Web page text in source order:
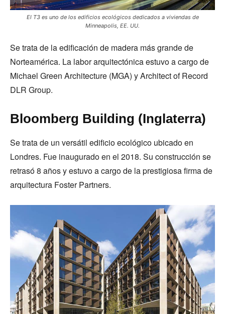
El T3 es uno de los edificios ecológicos dedicados a viviendas de
Minneapolis, EE. UU.
Se trata de la edificación de madera más grande de
Norteamérica. La labor arquitectónica estuvo a cargo de
Michael Green Architecture (MGA) y Architect of Record
DLR Group.
Bloomberg Building (Inglaterra)
Se trata de un versátil edificio ecológico ubicado en
Londres. Fue inaugurado en el 2018. Su construcción se
retrasó 8 años y estuvo a cargo de la prestigiosa firma de
arquitectura Foster Partners.